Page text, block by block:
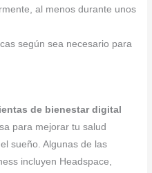
al menos durante unos
según sea necesario para
de bienestar digital
para mejorar tu salud
sueño. Algunas de las
incluyen Headspace,